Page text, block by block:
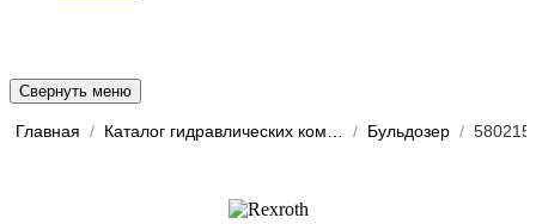
Свернуть меню
Главная / / Бульдозер /